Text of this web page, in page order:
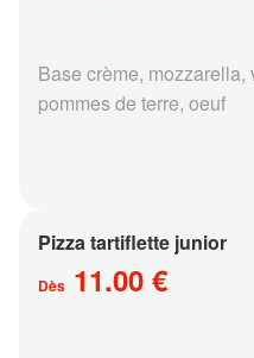
Base crème,
pommes de terre, oeuf
Pizza tartiflette junior
Dès 11.00 €